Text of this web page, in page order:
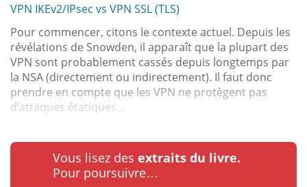
VPN IKEv2/IPsec vs VPN SSL (TLS)
Pour commencer, citons le contexte actuel. Depuis les
révélations de Snowden, il apparaît que la plupart des
VPN sont probablement cassés depuis longtemps par
la NSA (directement ou indirectement). Il faut donc
prendre en compte que les VPN ne protègent pas
d’attaques étatiques...
Vous lisez des extraits du livre.
Pour poursuivre…